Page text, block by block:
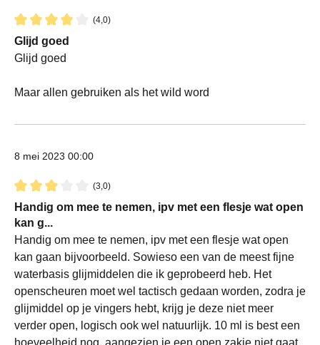
(4,0)
Recensie met een waardering van 4 van de 5 sterren
Glijd goed
Glijd goed
Maar allen gebruiken als het wild word
8 mei 2023 00:00
(3,0)
Recensie met een waardering van 3 van de 5 sterren
Handig om mee te nemen, ipv met een flesje wat open
kan g...
Handig om mee te nemen, ipv met een flesje wat open
kan gaan bijvoorbeeld. Sowieso een van de meest fijne
waterbasis glijmiddelen die ik geprobeerd heb. Het
openscheuren moet wel tactisch gedaan worden, zodra je
glijmiddel op je vingers hebt, krijg je deze niet meer
verder open, logisch ook wel natuurlijk. 10 ml is best een